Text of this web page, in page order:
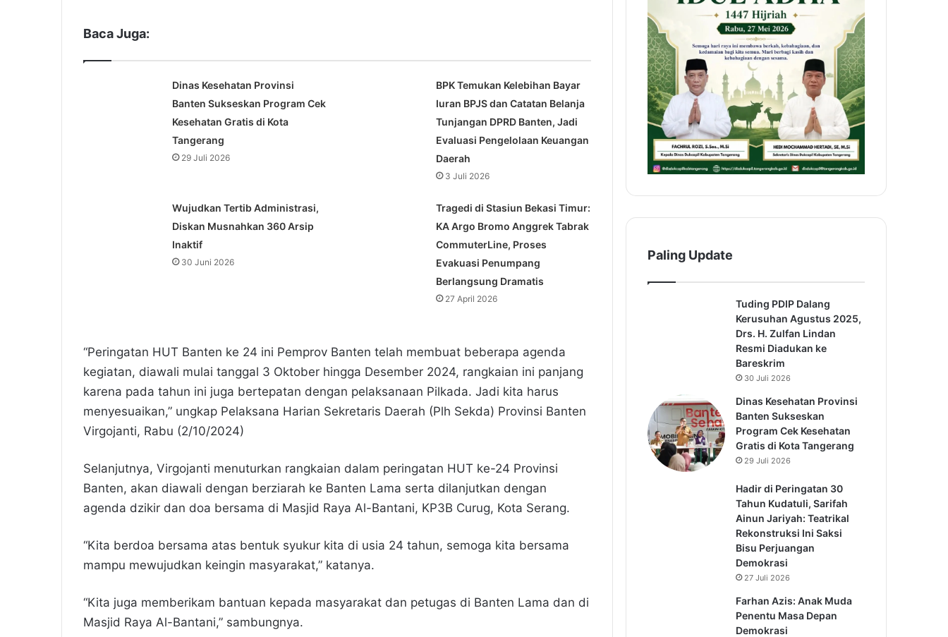
Baca Juga:
Dinas Kesehatan Provinsi
Banten Sukseskan Program Cek
Kesehatan Gratis di Kota
Tangerang
29 Juli 2026
BPK Temukan Kelebihan Bayar
Iuran BPJS dan Catatan Belanja
Tunjangan DPRD Banten, Jadi
Evaluasi Pengelolaan Keuangan
Daerah
3 Juli 2026
Wujudkan Tertib Administrasi,
Diskan Musnahkan 360 Arsip
Inaktif
30 Juni 2026
Tragedi di Stasiun Bekasi Timur:
KA Argo Bromo Anggrek Tabrak
CommuterLine, Proses
Evakuasi Penumpang
Berlangsung Dramatis
27 April 2026
“Peringatan HUT Banten ke 24 ini Pemprov Banten telah membuat beberapa agenda
kegiatan, diawali mulai tanggal 3 Oktober hingga Desember 2024, rangkaian ini panjang
karena pada tahun ini juga bertepatan dengan pelaksanaan Pilkada. Jadi kita harus
menyesuaikan,” ungkap Pelaksana Harian Sekretaris Daerah (Plh Sekda) Provinsi Banten
Virgojanti, Rabu (2/10/2024)
Selanjutnya, Virgojanti menuturkan rangkaian dalam peringatan HUT ke-24 Provinsi
Banten, akan diawali dengan berziarah ke Banten Lama serta dilanjutkan dengan
agenda dzikir dan doa bersama di Masjid Raya Al-Bantani, KP3B Curug, Kota Serang.
“Kita berdoa bersama atas bentuk syukur kita di usia 24 tahun, semoga kita bersama
mampu mewujudkan keingin masyarakat,” katanya.
“Kita juga memberikam bantuan kepada masyarakat dan petugas di Banten Lama dan di
Masjid Raya Al-Bantani,” sambungnya.
Paling Update
Tuding PDIP Dalang
Kerusuhan Agustus 2025,
Drs. H. Zulfan Lindan
Resmi Diadukan ke
Bareskrim
30 Juli 2026
Dinas Kesehatan Provinsi
Banten Sukseskan
Program Cek Kesehatan
Gratis di Kota Tangerang
29 Juli 2026
Hadir di Peringatan 30
Tahun Kudatuli, Sarifah
Ainun Jariyah: Teatrikal
Rekonstruksi Ini Saksi
Bisu Perjuangan
Demokrasi
27 Juli 2026
Farhan Azis: Anak Muda
Penentu Masa Depan
Demokrasi